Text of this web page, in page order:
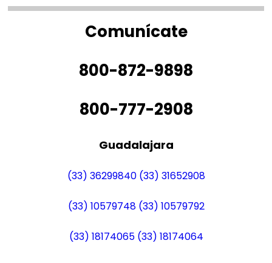
Comunícate
800-872-9898
800-777-2908
Guadalajara
(33) 36299840 (33) 31652908
(33) 10579748 (33) 10579792
(33) 18174065 (33) 18174064